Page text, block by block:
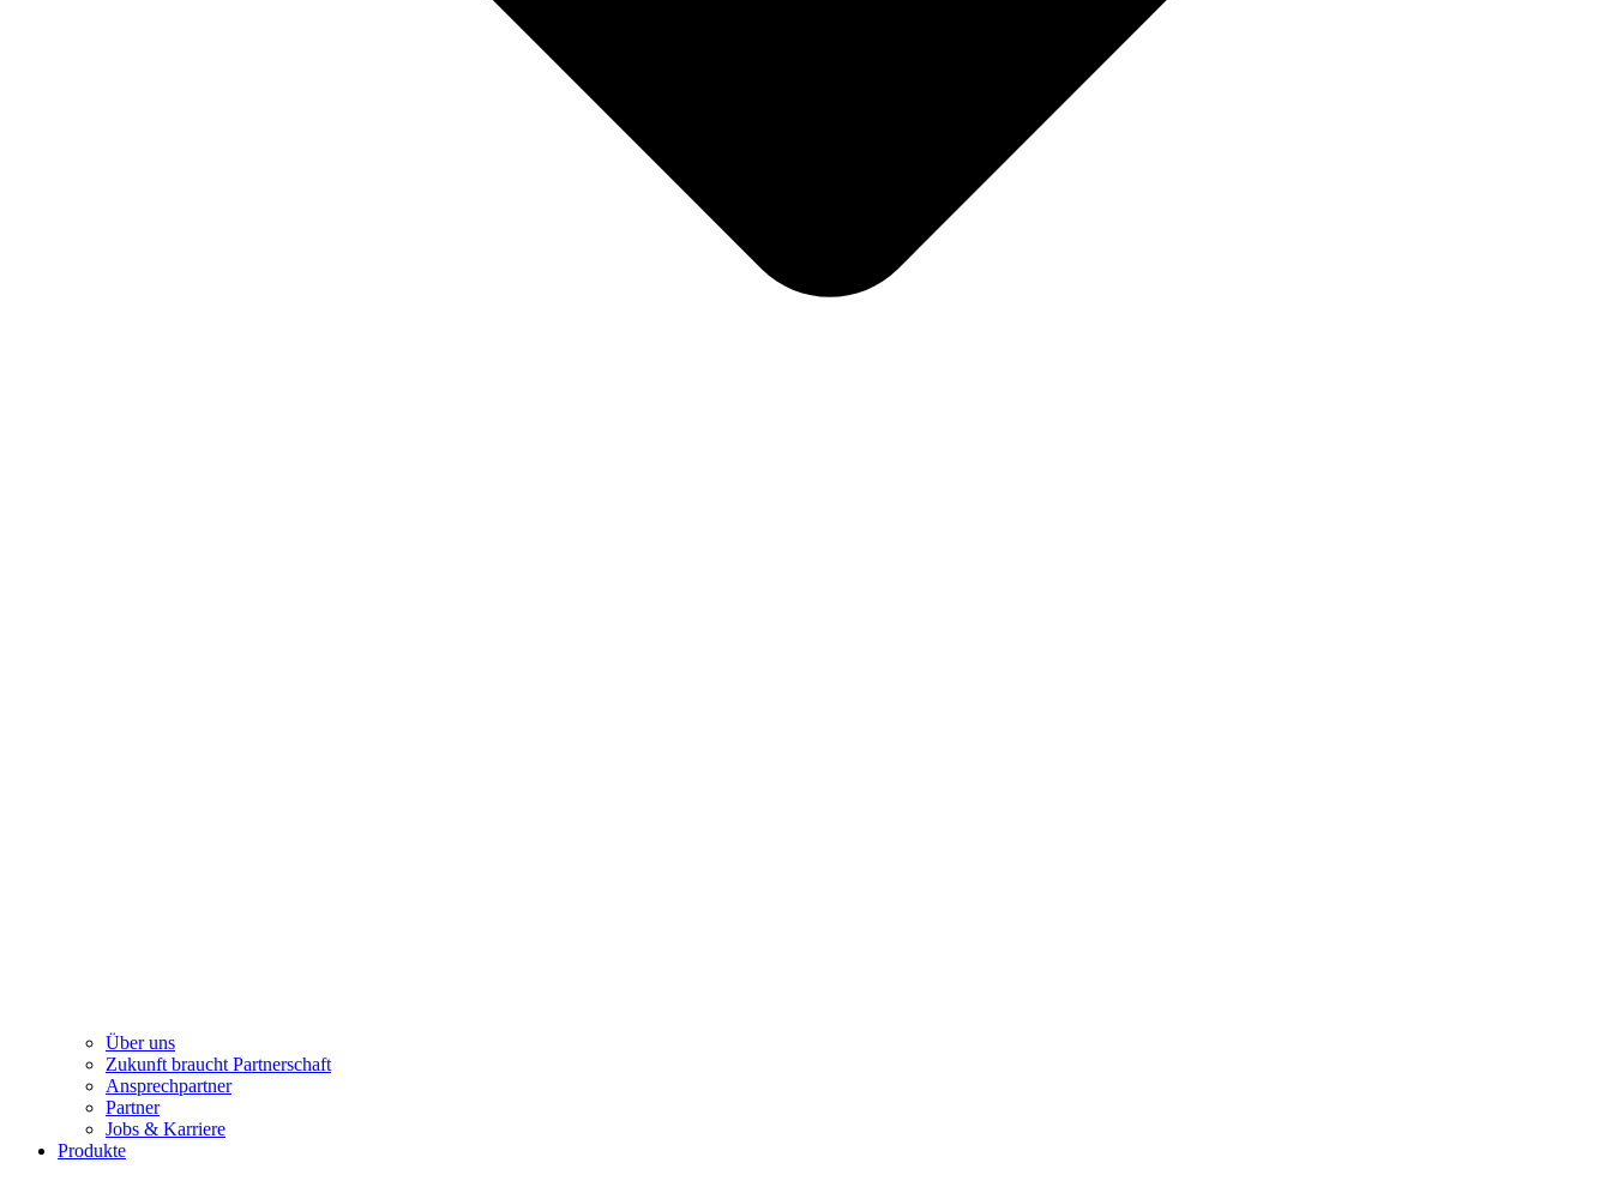
Über uns
Zukunft braucht Partnerschaft
Ansprechpartner
Partner
Jobs & Karriere
Produkte